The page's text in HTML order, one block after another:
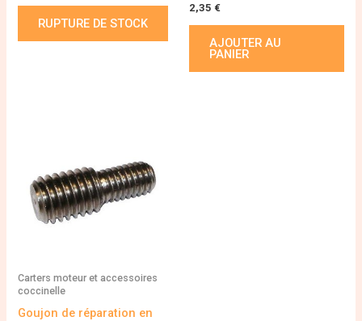
RUPTURE DE STOCK
2,35 €
AJOUTER AU
PANIER
Carters moteur et accessoires
coccinelle
Goujon de réparation en